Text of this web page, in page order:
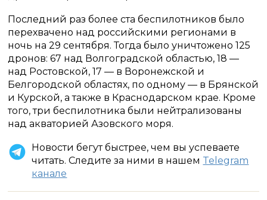
Последний раз более ста беспилотников было
перехвачено над российскими регионами в
ночь на 29 сентября. Тогда было уничтожено 125
дронов: 67 над Волгоградской областью, 18 —
над Ростовской, 17 — в Воронежской и
Белгородской областях, по одному — в Брянской
и Курской, а также в Краснодарском крае. Кроме
того, три беспилотника были нейтрализованы
над акваторией Азовского моря.
Новости бегут быстрее, чем вы успеваете
читать. Следите за ними в нашем Telegram
канале